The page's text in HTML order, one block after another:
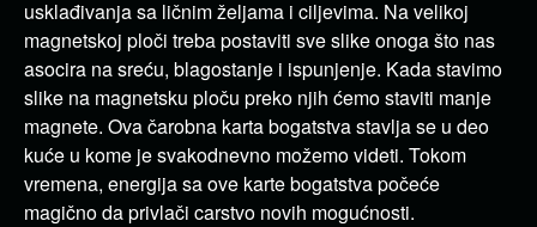
usklađivanja sa ličnim željama i ciljevima. Na velikoj
magnetskoj ploči treba postaviti sve slike onoga što nas
asocira na sreću, blagostanje i ispunjenje. Kada stavimo
slike na magnetsku ploču preko njih ćemo staviti manje
magnete. Ova čarobna karta bogatstva stavlja se u deo
kuće u kome je svakodnevno možemo videti. Tokom
vremena, energija sa ove karte bogatstva počeće
magično da privlači carstvo novih mogućnosti.